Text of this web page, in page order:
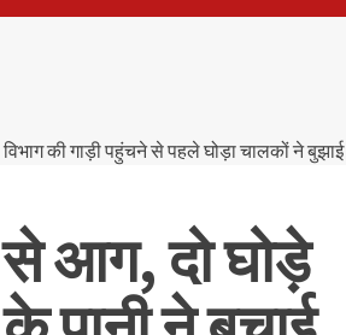
से आग, दो घोड़े